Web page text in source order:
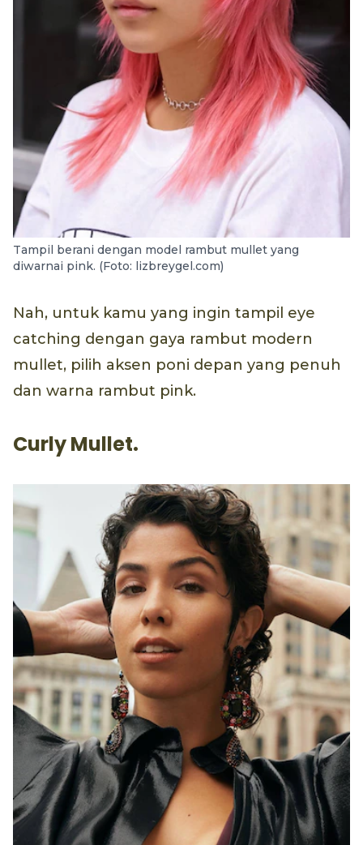
Tampil berani dengan model rambut mullet yang
diwarnai pink. (Foto: lizbreygel.com)
Nah, untuk kamu yang ingin tampil eye
catching dengan gaya rambut modern
mullet, pilih aksen poni depan yang penuh
dan warna rambut pink.
Curly Mullet.